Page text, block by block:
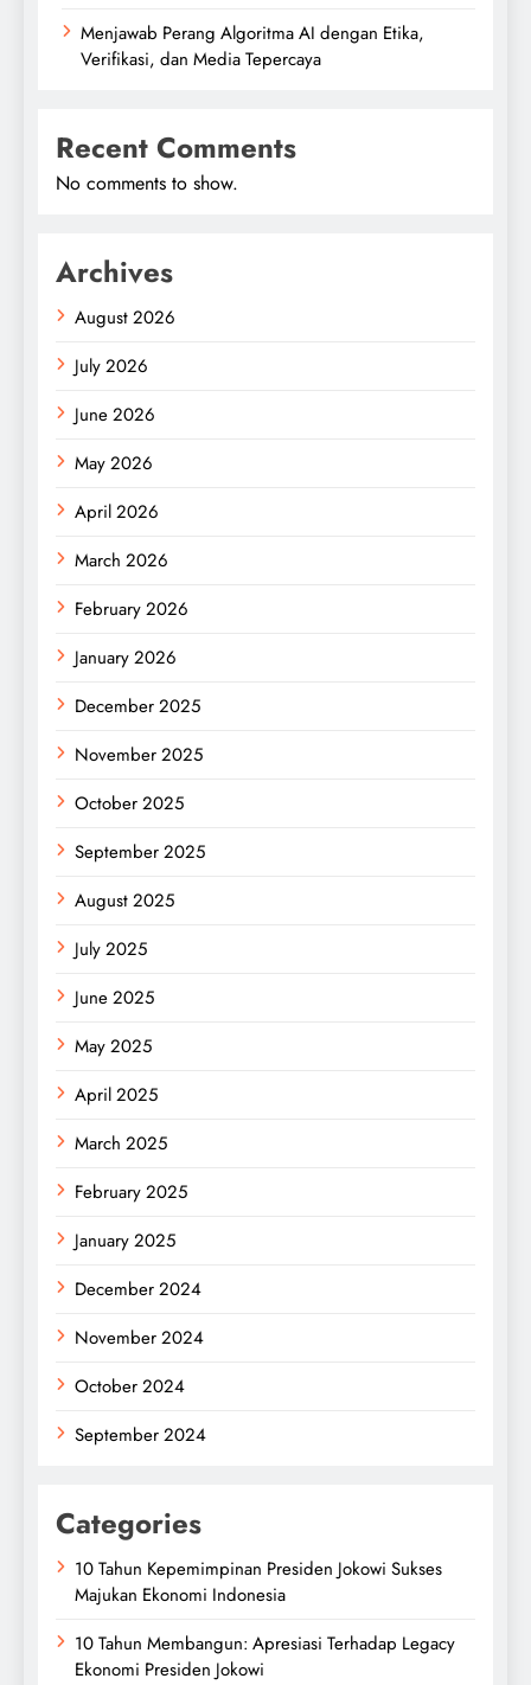
Menjawab Perang Algoritma AI dengan Etika,
Verifikasi, dan Media Tepercaya
Recent Comments
No comments to show.
Archives
August 2026
July 2026
June 2026
May 2026
April 2026
March 2026
February 2026
January 2026
December 2025
November 2025
October 2025
September 2025
August 2025
July 2025
June 2025
May 2025
April 2025
March 2025
February 2025
January 2025
December 2024
November 2024
October 2024
September 2024
Categories
10 Tahun Kepemimpinan Presiden Jokowi Sukses
Majukan Ekonomi Indonesia
10 Tahun Membangun: Apresiasi Terhadap Legacy
Ekonomi Presiden Jokowi